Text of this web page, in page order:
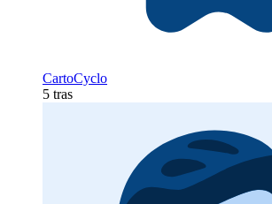
CartoCyclo
5 tras